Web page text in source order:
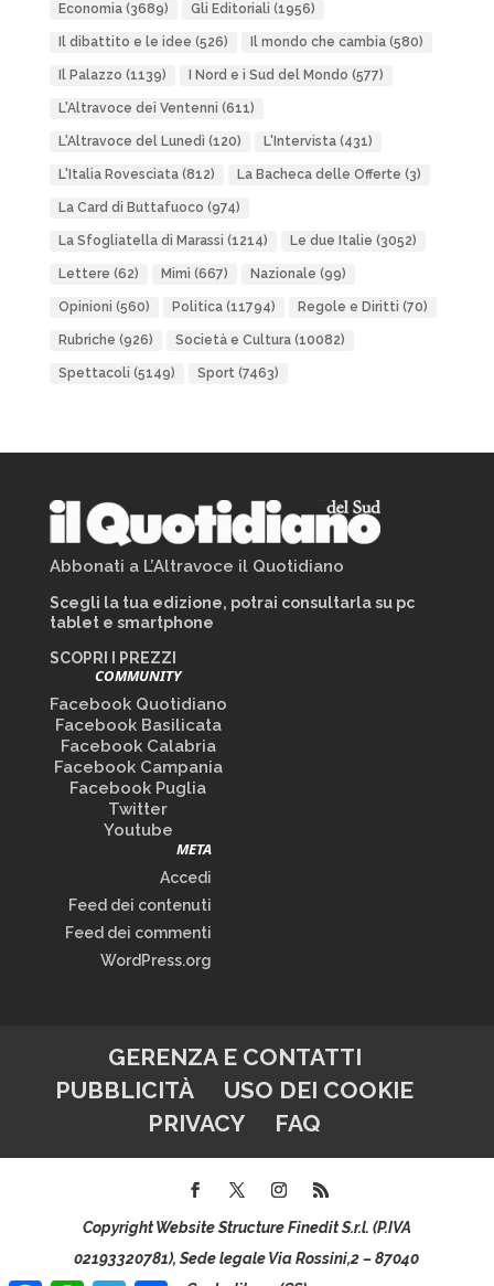
Economia(3689) Gli Editoriali (1956)
Il dibattito e le idee (526) Il mondo che cambia(580)
Il Palazzo (1139) I Nord e i Sud del Mondo (577)
L'Altravoce dei Ventenni (611)
L'Altravoce del Lunedì (120) L'Intervista(431)
L'Italia Rovesciata(812) La Bacheca delle Offerte (3)
La Card di Buttafuoco (974)
La Sfogliatella di Marassi (1214) Le due Italie (3052)
Lettere (62) Mimì (667) Nazionale (99)
Opinioni (560) Politica(11794) Regole e Diritti (70)
Rubriche (926) Società e Cultura(10082)
Spettacoli (5149) Sport(7463)
Abbonati a L’Altravoce il Quotidiano
Scegli la tua edizione, potrai consultarla su pc
tablet e smartphone
SCOPRI I PREZZI
COMMUNITY
Facebook Quotidiano
Facebook Basilicata
Facebook Calabria
Facebook Campania
Facebook Puglia
Twitter
Youtube
META
Accedi
Feed dei contenuti
Feed dei commenti
WordPress.org
GERENZA E CONTATTI
PUBBLICITÀ
USO DEI COOKIE
PRIVACY
FAQ
Copyright Website Structure Finedit S.r.l. (P.IVA
02193320781), Sede legale Via Rossini,2 – 87040